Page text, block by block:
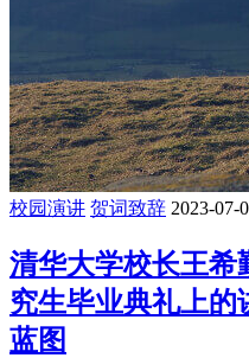
校园演讲 贺词致辞 2023-07-
清华大学校长王希
究生毕业典礼上的
蓝图